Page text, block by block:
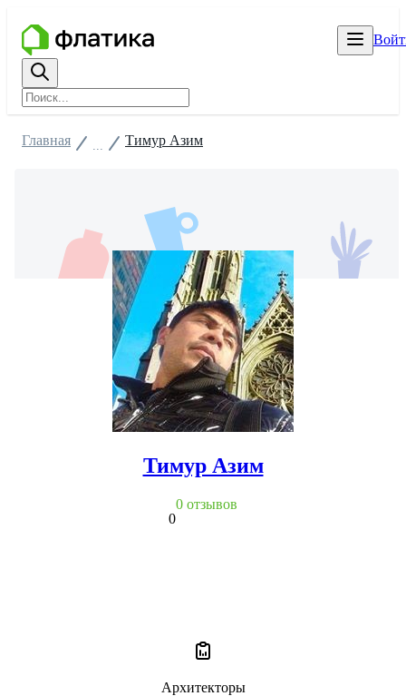
Главная Тимур Азим
Тимур Азим
0
0 отзывов
Архитекторы